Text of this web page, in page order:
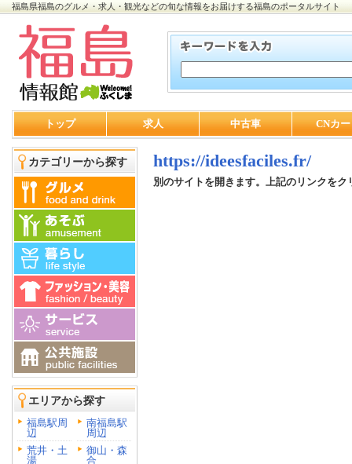
福島県福島のグルメ・求人・観光などの旬な情報をお届けする福島のポータルサイト
トップ 求人 中古車 CNカ
カテゴリーから探す
エリアから探す
福島駅周
辺
南福島駅
周辺
荒井・土
湯
御山・森
合
https://ideesfaciles.fr/
別のサイトを開きます。上記のリンクをク